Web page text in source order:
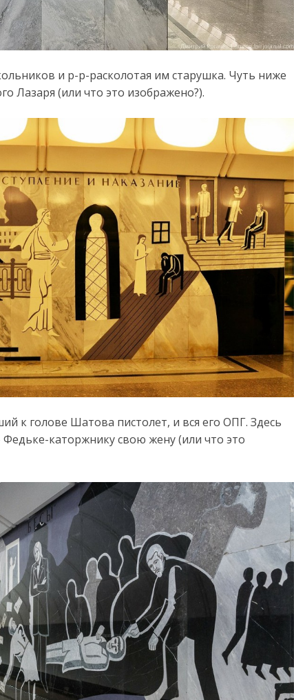
и р-р-расколотая им старушка. Чуть ниже
Лазаря (или что это изображено?).
к голове Шатова пистолет, и вся его ОПГ. Здесь
каторжнику свою жену (или что это